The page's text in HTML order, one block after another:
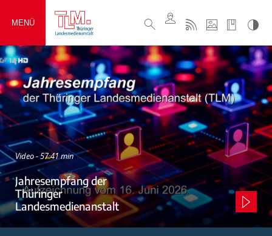
MENÜ
Video - 57:41 min
Jahresempfang der
Thüringer
Landesmedienanstalt